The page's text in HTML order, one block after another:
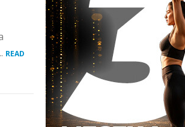
READ